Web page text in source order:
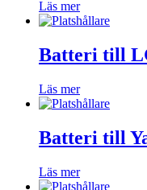
Läs mer
Batteri till
Läs mer
Batteri till
Läs mer